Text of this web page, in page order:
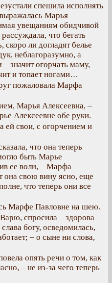
спешила исполнять
Марья
увещаниям обидчивой
что бегать
скоро ли догладят белье
неблагоразумно, а
значит огорчать маму, –
и топает ногами…
пожаловала Марфа
Марья Алексеевна, –
Алексеевне обе руки.
ей свои, с огорчением и
что она теперь
быть Марье
ее воли, – Марфа
она свою вину ясно, еще
что теперь они все
Марфе Павловне на шею.
спросила – здорова
богу, осведомилась,
– о сыне ни слова,
опять речи о том, как
– не из-за чего теперь